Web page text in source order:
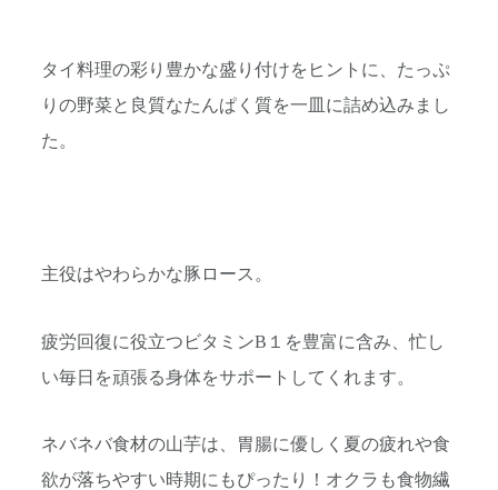
タイ料理の彩り豊かな盛り付けをヒントに、たっぷ
りの野菜と良質なたんぱく質を一皿に詰め込みまし
た。
主役はやわらかな豚ロース。
疲労回復に役立つビタミンB１を豊富に含み、忙し
い毎日を頑張る身体をサポートしてくれます。
ネバネバ食材の山芋は、胃腸に優しく夏の疲れや食
欲が落ちやすい時期にもぴったり！オクラも食物繊